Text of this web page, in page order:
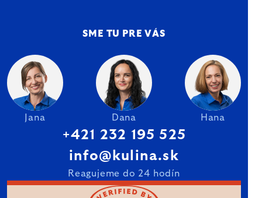
SME TU PRE VÁS
Jana Dana Hana
+421 232 195 525
info@kulina.sk
Reagujeme do 24 hodín